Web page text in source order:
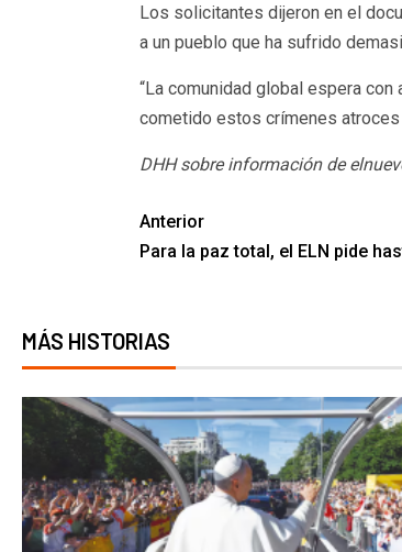
Los solicitantes dijeron en el
a un pueblo que ha sufrido
“La comunidad global espera
cometido estos crímenes
DHH sobre información de
Anterior
Para la paz total, el ELN pide
MÁS HISTORIAS